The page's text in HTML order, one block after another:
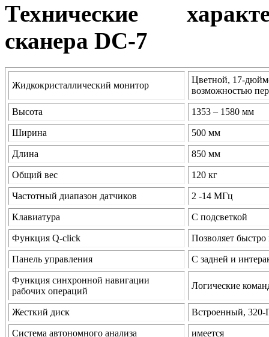
Технические
сканера DC-7
Жидкокристаллический монитор
Цветной, 17-
возможностью
Высота 1353 – 1580 мм
Ширина 500 мм
Длина 850 мм
Общий вес 120 кг
Частотный диапазон датчиков 2 -14 МГц
Клавиатура С подсветкой
Функция Q-click Позволяет
Панель управления С задней и
Функция синхронной навигации
рабочих операций
Логические
Жесткий диск Встроенный, 320-
Система автономного анализа имеется